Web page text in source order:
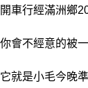
開車行經滿洲鄉
你會不經意的被
它就是小毛今晚